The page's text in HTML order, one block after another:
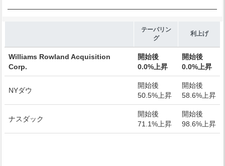
テーパリン
グ
利上げ
Williams Rowland Acquisition
Corp.
開始後
0.0%上昇
開始後
0.0%上昇
NYダウ
開始後
50.5%上昇
開始後
58.6%上昇
ナスダック
開始後
71.1%上昇
開始後
98.6%上昇